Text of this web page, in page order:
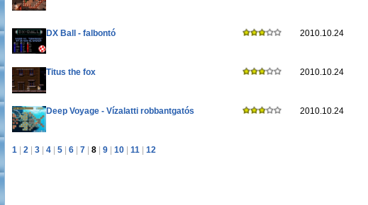
DX Ball - falbontó 2010.10.24
Titus the fox 2010.10.24
Deep Voyage - Vízalatti robbantgatós 2010.10.24
1 2 3 4 5 6 7 8 9 10 11 12